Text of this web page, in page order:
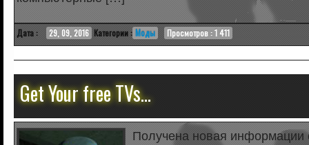
Дата : 29, 09, 2016 Категории : Моды Просмотров : 1 411
Get Your free TVs…
Получена новая информации